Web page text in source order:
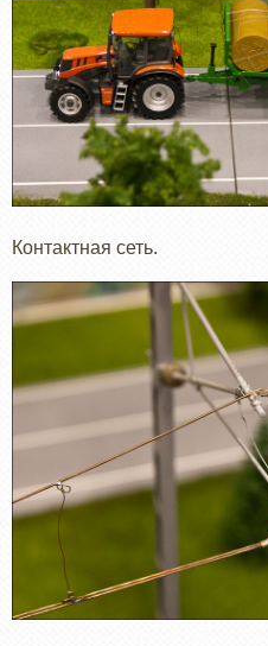
Контактная сеть.